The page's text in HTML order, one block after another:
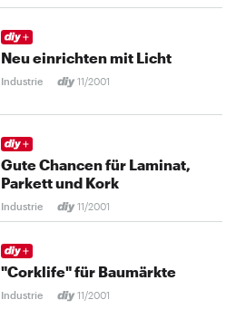
Neu einrichten mit Licht
Industrie 11/2001
Gute Chancen für Laminat,
Parkett und Kork
Industrie 11/2001
"Corklife" für Baumärkte
Industrie 11/2001